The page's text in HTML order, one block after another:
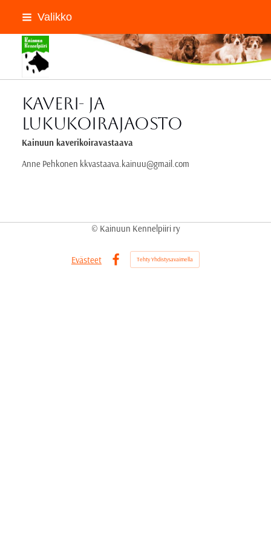
Siirry
sisältöön
Valikko
Kainuun Kennelpiiri ry
Kaveri- ja
lukukoirajaosto
Kainuun kaverikoiravastaava
Anne Pehkonen kkvastaava.kainuu@gmail.com
© Kainuun Kennelpiiri ry
Evästeet
Tehty Yhdistysavaimella